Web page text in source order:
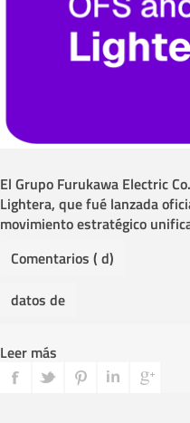
El Grupo Furukawa Electric
Lightera, que fué lanzada
movimiento estratégico
Comentarios ( d)
datos de
Leer más